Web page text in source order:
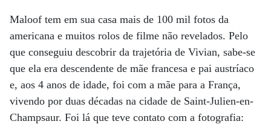
Maloof tem em sua casa mais de 100 mil fotos da
americana e muitos rolos de filme não revelados. Pelo
que conseguiu descobrir da trajetória de Vivian, sabe-se
que ela era descendente de mãe francesa e pai austríaco
e, aos 4 anos de idade, foi com a mãe para a França,
vivendo por duas décadas na cidade de Saint-Julien-en-
Champsaur. Foi lá que teve contato com a fotografia: